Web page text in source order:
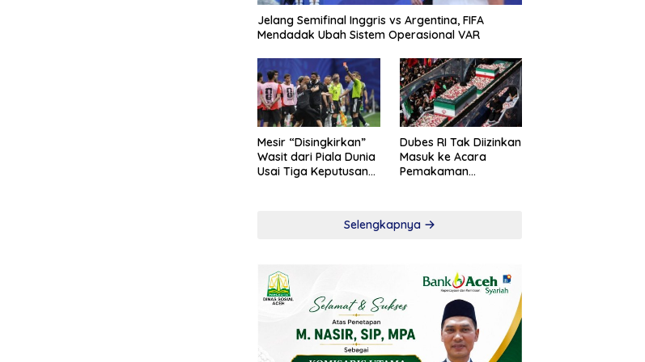
Jelang Semifinal Inggris vs Argentina, FIFA
Mendadak Ubah Sistem Operasional VAR
Mesir “Disingkirkan”
Wasit dari Piala Dunia
Usai Tiga Keputusan
Dubes RI Tak Diizinkan
Masuk ke Acara
Pemakaman
Selengkapnya